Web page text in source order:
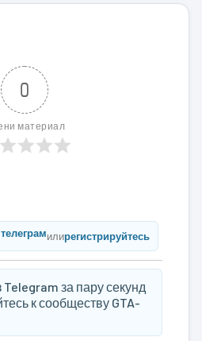
0
материал
илирегистрируйтесь
за пару секунд
к сообществу GTA-